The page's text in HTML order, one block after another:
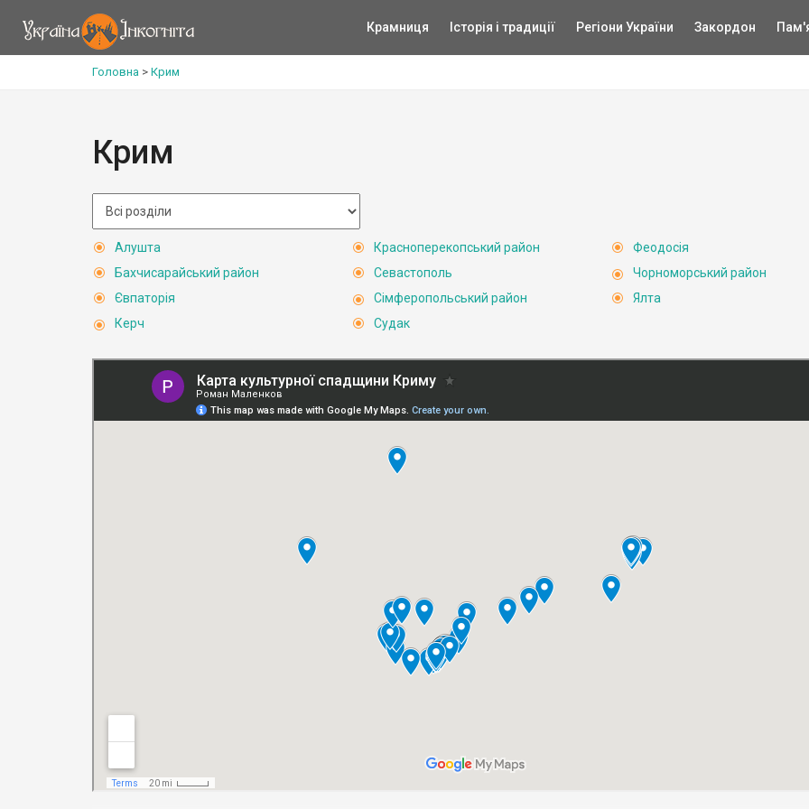
Крамниця Історія і традиції Регіони України Закордон
Головна > Крим
Крим
Алушта
Бахчисарайський район
Євпаторія
Керч
Красноперекопський район
Севастополь
Сімферопольський район
Судак
Феодосія
Чорноморський район
Ялта